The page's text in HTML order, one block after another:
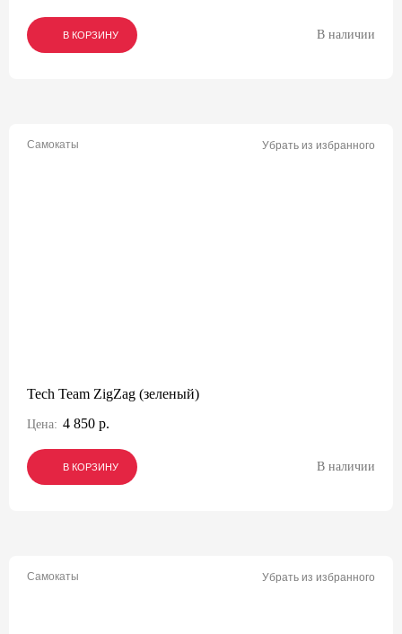
В КОРЗИНУ
В КОРЗИНУ
В КОРЗИНУ В наличии
Самокаты Убрать из избранного
Tech Team ZigZag (зеленый)
Цена: 4 850 р.
В КОРЗИНУ
В КОРЗИНУ
В КОРЗИНУ В наличии
Самокаты Убрать из избранного